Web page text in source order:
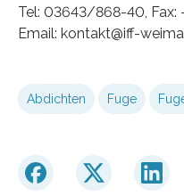
Tel: 03643/868-40, Fax:
Email: kontakt@iff-
Abdichten Fuge